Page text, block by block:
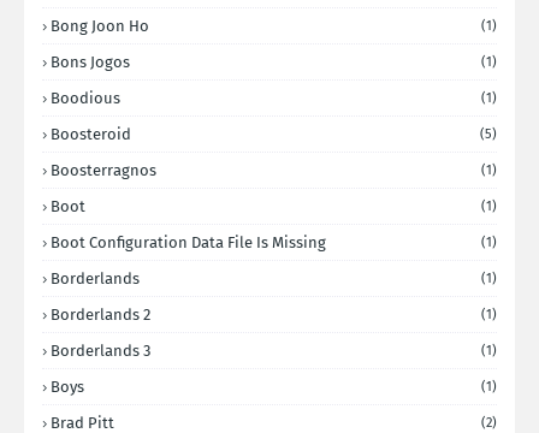
Bong Joon Ho (1)
Bons Jogos (1)
Boodious (1)
Boosteroid (5)
Boosterragnos (1)
Boot (1)
Boot Configuration Data File Is Missing (1)
Borderlands (1)
Borderlands 2 (1)
Borderlands 3 (1)
Boys (1)
Brad Pitt (2)